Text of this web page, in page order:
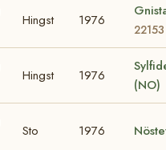
Hingst 1976
22153
Hingst 1976
(NO)
Sto 1976